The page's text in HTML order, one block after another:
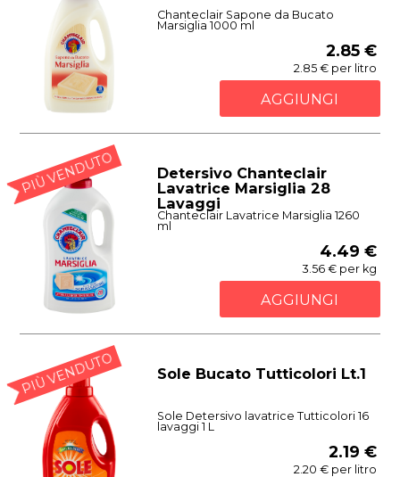
Chanteclair Sapone da Bucato
Marsiglia 1000 ml
2.85 €
2.85 € per litro
AGGIUNGI
PIÙ VENDUTO
Detersivo Chanteclair
Lavatrice Marsiglia 28
Lavaggi
Chanteclair Lavatrice Marsiglia 1260
ml
4.49 €
3.56 € per kg
AGGIUNGI
PIÙ VENDUTO Sole Bucato Tutticolori Lt.1
Sole Detersivo lavatrice Tutticolori 16
lavaggi 1 L
2.19 €
2.20 € per litro